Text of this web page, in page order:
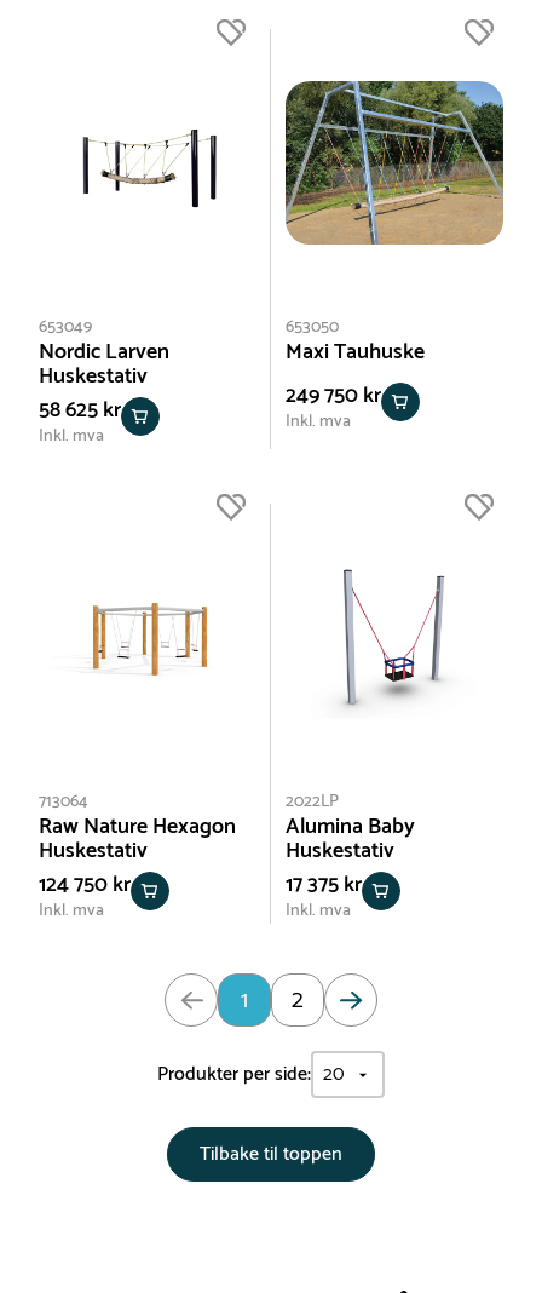
653049
Nordic Larven
Huskestativ
58 625 kr
Inkl. mva
653050
Maxi Tauhuske
249 750 kr
Inkl. mva
713064
Raw Nature Hexagon
Huskestativ
124 750 kr
Inkl. mva
2022LP
Alumina Baby
Huskestativ
17 375 kr
Inkl. mva
Oppdatert: Side 1 av 2 1 2
Produkter per side:
Tilbake til toppen